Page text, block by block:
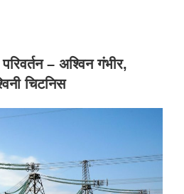
परिवर्तन – अश्विन गंभीर,
चिटनिस